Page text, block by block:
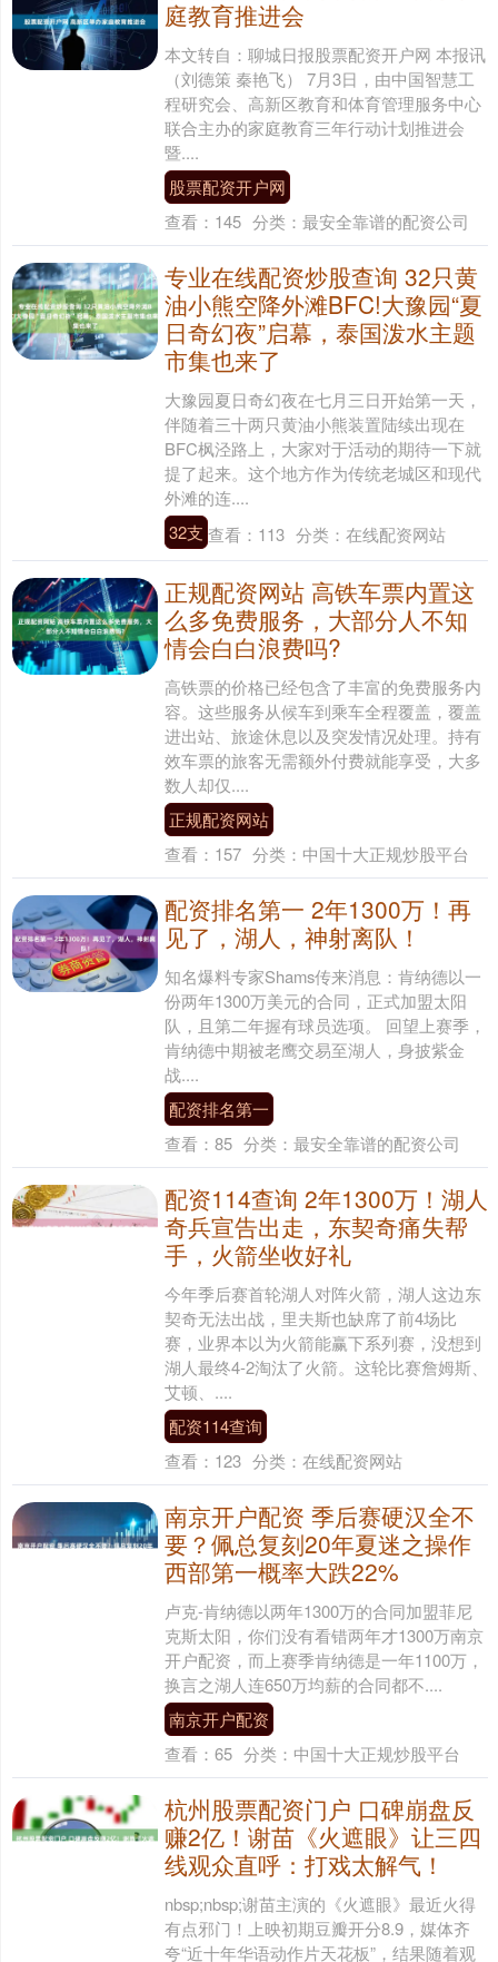
庭教育推进会
本文转自：聊城日报股票配资开户网 本报讯
（刘德策 秦艳飞） 7月3日，由中国智慧工
程研究会、高新区教育和体育管理服务中心
联合主办的家庭教育三年行动计划推进会
暨....
股票配资开户网
查看： 145 分类： 最安全靠谱的配资公司
专业在线配资炒股查询 32只黄
油小熊空降外滩BFC!大豫园“夏
日奇幻夜”启幕，泰国泼水主题
市集也来了
大豫园夏日奇幻夜在七月三日开始第一天，
伴随着三十两只黄油小熊装置陆续出现在
BFC枫泾路上，大家对于活动的期待一下就
提了起来。这个地方作为传统老城区和现代
外滩的连....
32支 查看： 113 分类： 在线配资网站
正规配资网站 高铁车票内置这
么多免费服务，大部分人不知
情会白白浪费吗?
高铁票的价格已经包含了丰富的免费服务内
容。这些服务从候车到乘车全程覆盖，覆盖
进出站、旅途休息以及突发情况处理。持有
效车票的旅客无需额外付费就能享受，大多
数人却仅....
正规配资网站
查看： 157 分类： 中国十大正规炒股平台
配资排名第一 2年1300万！再
见了，湖人，神射离队！
知名爆料专家Shams传来消息：肯纳德以一
份两年1300万美元的合同，正式加盟太阳
队，且第二年握有球员选项。 回望上赛季，
肯纳德中期被老鹰交易至湖人，身披紫金
战....
配资排名第一
查看： 85 分类： 最安全靠谱的配资公司
配资114查询 2年1300万！湖人
奇兵宣告出走，东契奇痛失帮
手，火箭坐收好礼
今年季后赛首轮湖人对阵火箭，湖人这边东
契奇无法出战，里夫斯也缺席了前4场比
赛，业界本以为火箭能赢下系列赛，没想到
湖人最终4-2淘汰了火箭。这轮比赛詹姆斯、
艾顿、....
配资114查询
查看： 123 分类： 在线配资网站
南京开户配资 季后赛硬汉全不
要？佩总复刻20年夏迷之操作
西部第一概率大跌22%
卢克-肯纳德以两年1300万的合同加盟菲尼
克斯太阳，你们没有看错两年才1300万南京
开户配资，而上赛季肯纳德是一年1100万，
换言之湖人连650万均薪的合同都不....
南京开户配资
查看： 65 分类： 中国十大正规炒股平台
杭州股票配资门户 口碑崩盘反
赚2亿！谢苗《火遮眼》让三四
线观众直呼：打戏太解气！
nbsp;nbsp;谢苗主演的《火遮眼》最近火得
有点邪门！上映初期豆瓣开分8.9，媒体齐
夸“近十年华语动作片天花板”，结果随着观